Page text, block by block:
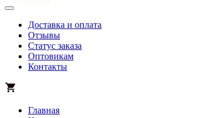
Доставка и оплата
Отзывы
Статус заказа
Оптовикам
Контакты
Главная